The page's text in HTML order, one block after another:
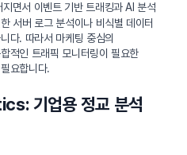
지면서 이벤트 기반 트래킹과 AI 분석
서버 로그 분석이나 비식별 데이터
다. 따라서 마케팅 중심의
적인 트래픽 모니터링이 필요한
요합니다.
기업용 정교 분석